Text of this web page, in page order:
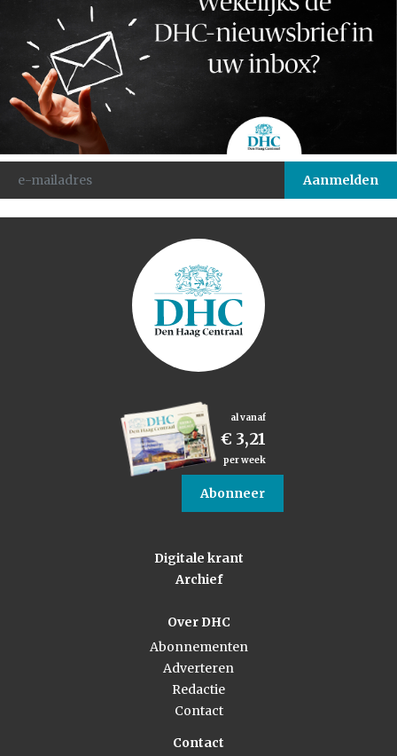
al vanaf
€ 3,21
per week
Abonneer
Digitale krant
Archief
Over DHC
Abonnementen
Adverteren
Redactie
Contact
Contact